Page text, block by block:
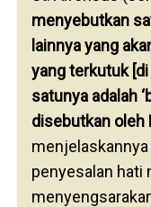
menyebutkan
lainnya yang
yang terkutuk
satunya adalah
disebutkan oleh
penyesalan hati